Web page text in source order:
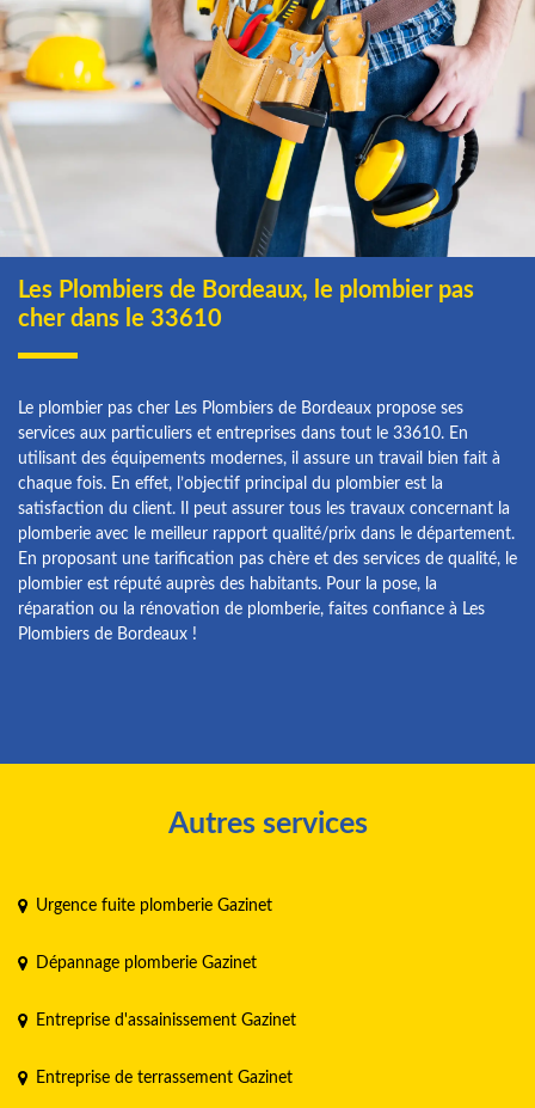
Les Plombiers de Bordeaux, le plombier pas
cher dans le 33610
Le plombier pas cher Les Plombiers de Bordeaux propose ses
services aux particuliers et entreprises dans tout le 33610. En
utilisant des équipements modernes, il assure un travail bien fait à
chaque fois. En effet, l’objectif principal du plombier est la
satisfaction du client. Il peut assurer tous les travaux concernant la
plomberie avec le meilleur rapport qualité/prix dans le département.
En proposant une tarification pas chère et des services de qualité, le
plombier est réputé auprès des habitants. Pour la pose, la
réparation ou la rénovation de plomberie, faites confiance à Les
Plombiers de Bordeaux !
Autres services
Urgence fuite plomberie Gazinet
Dépannage plomberie Gazinet
Entreprise d'assainissement Gazinet
Entreprise de terrassement Gazinet